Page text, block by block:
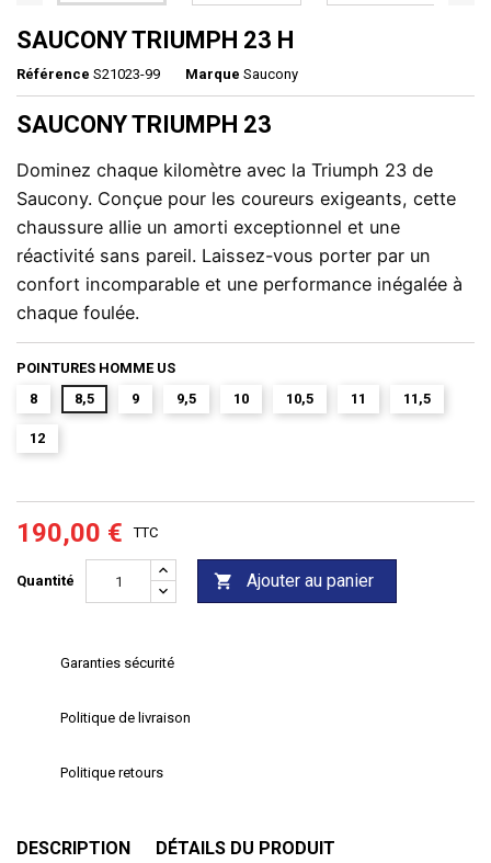
SAUCONY TRIUMPH 23 H
Référence S21023-99 Marque Saucony
SAUCONY TRIUMPH 23
Dominez chaque kilomètre avec la Triumph 23 de
Saucony. Conçue pour les coureurs exigeants, cette
chaussure allie un amorti exceptionnel et une
réactivité sans pareil. Laissez-vous porter par un
confort incomparable et une performance inégalée à
chaque foulée.
POINTURES HOMME US
8
8,5 9 9,5 10 10,5 11 11,5
12
190,00 € TTC
Quantité  Ajouter au panier
Garanties sécurité
Politique de livraison
Politique retours
DESCRIPTION DÉTAILS DU PRODUIT